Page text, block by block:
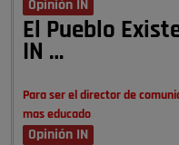
Opinión IN
El Pueblo
IN …
Para ser el director de
mas educado
Opinión IN